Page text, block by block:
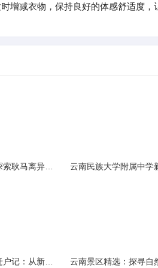
增减衣物，保持良好的体感舒适度，